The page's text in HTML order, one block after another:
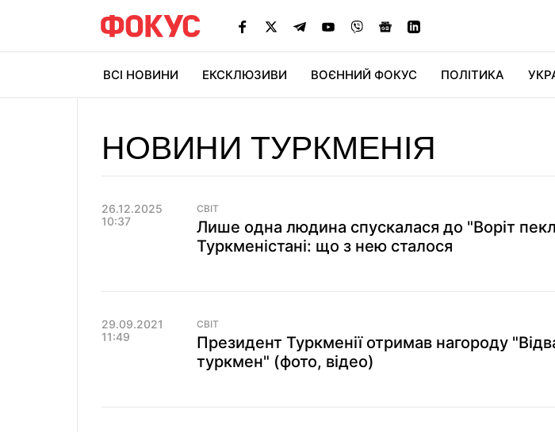
ВСІ НОВИНИ ЕКСКЛЮЗИВИ ВОЄННИЙ ФОКУС ПОЛІТИКА
НОВИНИ ТУРКМЕНІЯ
26.12.2025
10:37
СВІТ
Лише одна людина спускалася до "Воріт
Туркменістані: що з нею сталося
29.09.2021
11:49
СВІТ
Президент Туркменії отримав нагороду
туркмен" (фото, відео)